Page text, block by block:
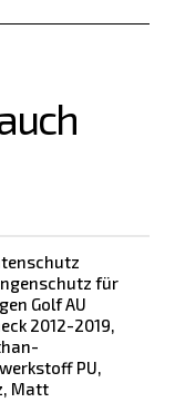
für
Golf AU
2012-2019,
PU,
Matt